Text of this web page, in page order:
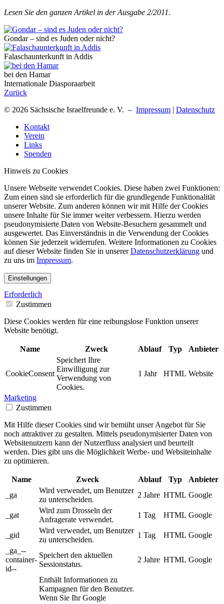
Lesen Sie den ganzen Artikel in der Ausgabe 2/2011.
Gondar – sind es Juden oder nicht?
Falaschaunterkunft in Addis
bei den Hamar
Internationale Diasporaarbeit
Zurück
© 2026 Sächsische Israelfreunde e. V. – Impressum | Datenschutz
Kontakt
Verein
Links
Spenden
Hinweis zu Cookies
Unsere Webseite verwendet Cookies. Diese haben zwei Funktionen:
Zum einen sind sie erforderlich für die grundlegende Funktionalität
unserer Website. Zum anderen können wir mit Hilfe der Cookies
unsere Inhalte für Sie immer weiter verbessern. Hierzu werden
pseudonymisierte Daten von Website-Besuchern gesammelt und
ausgewertet. Das Einverständnis in die Verwendung der Cookies
können Sie jederzeit widerrufen. Weitere Informationen zu Cookies
auf dieser Website finden Sie in unsererDatenschutzerklärung und
zu uns im Impressum.
Einstellungen
Erforderlich
Zustimmen
Diese Cookies werden für eine reibungslose Funktion unserer
Website benötigt.
Name Zweck Ablauf Typ Anbieter
CookieConsent
Speichert Ihre
Einwilligung zur
Verwendung von
Cookies.
1 Jahr HTML Website
Marketing
Zustimmen
Mit Hilfe dieser Cookies sind wir bemüht unser Angebot für Sie
noch attraktiver zu gestalten. Mittels pseudonymisierter Daten von
Websitenutzern kann der Nutzerfluss analysiert und beurteilt
werden. Dies gibt uns die Möglichkeit Werbe- und Websiteinhalte
zu optimieren.
Name Zweck Ablauf Typ
Anbieter
_ga
Wird verwendet, um Benutzer
zu unterscheiden.
2 Jahre HTML Google
_gat
Wird zum Drosseln der
Anfragerate verwendet.
1 Tag HTML Google
_gid
Wird verwendet, um Benutzer
zu unterscheiden.
1 Tag HTML Google
_ga_--
container-
id--
Speichert den aktuellen
Sessionstatus.
2 Jahre HTML Google
Enthält Informationen zu
Kampagnen für den Benutzer.
Wenn Sie Ihr Google